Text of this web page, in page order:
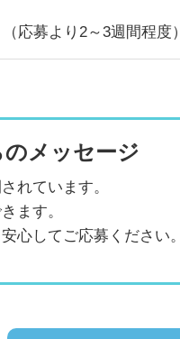
応募より2～3週間程度）
メッセージ
れています。
ます。
心してご応募ください。